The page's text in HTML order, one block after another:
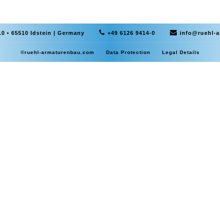
• 65510 Idstein | Germany +49 6126 9414-0 info@ruehl-
©ruehl-armaturenbau.com Data Protection Legal Details